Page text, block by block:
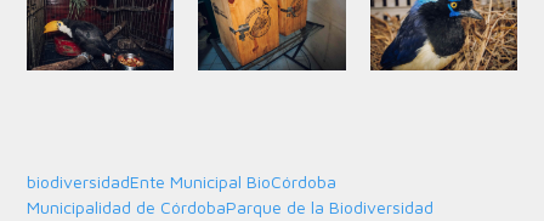
biodiversidadEnte Municipal BioCórdoba
Municipalidad de CórdobaParque de la Biodiversidad